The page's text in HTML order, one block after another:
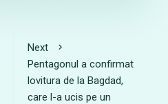
Next
Pentagonul a confirmat
lovitura de la Bagdad,
care l-a ucis pe un